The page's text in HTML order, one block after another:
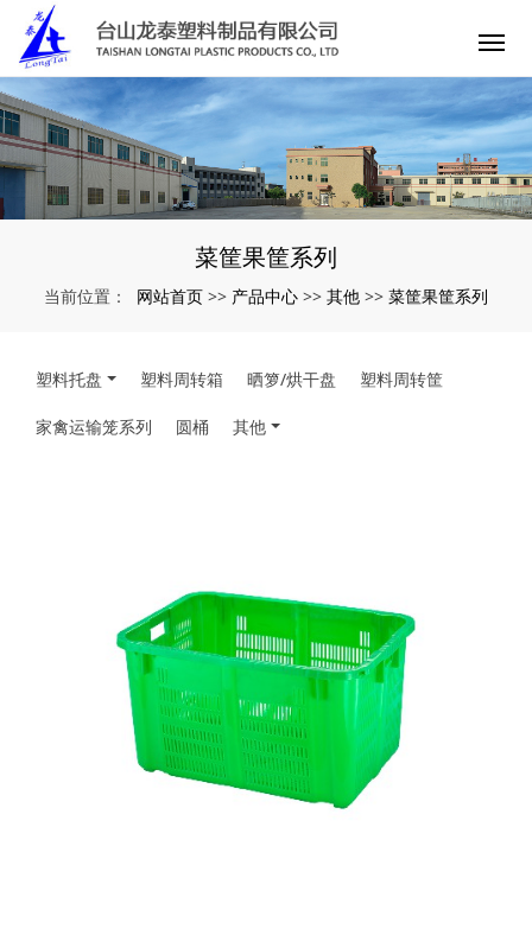
菜筐果筐系列
当前位置： 网站首页 >> 产品中心 >> 其他 >> 菜筐果筐系列
塑料托盘 塑料周转箱 晒箩/烘干盘 塑料周转筐
家禽运输笼系列 圆桶 其他